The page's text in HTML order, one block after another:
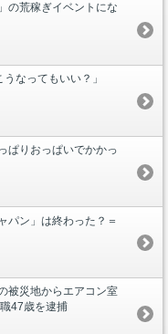
の荒稼ぎイベントにな
なってもいい？」
ぱりおっぱいでかかっ
パン」は終わった？＝
被災地からエアコン室
47歳を逮捕